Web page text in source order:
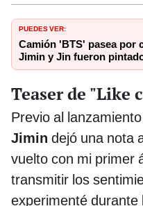
PUEDES VER:
Camión 'BTS' pasea por
Jimin y Jin fueron
Teaser de "Like
Previo al
Jimin dejó una nota
vuelto con mi primer
transmitir los
experimenté durante